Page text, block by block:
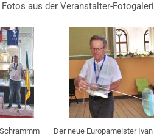
aus der Veranstalter-
Der neue Europameister